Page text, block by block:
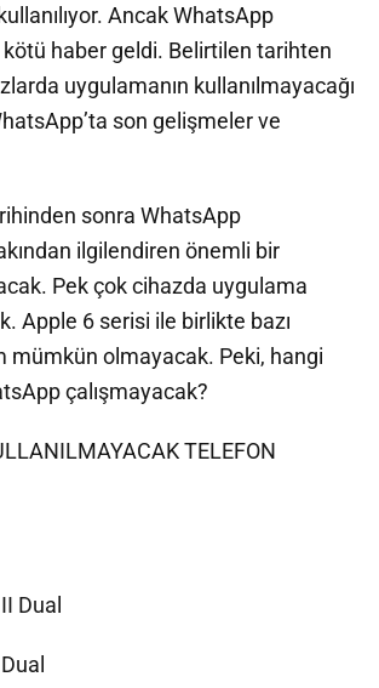
Ancak WhatsApp
haber geldi. Belirtilen tarihten
uygulamanın kullanılmayacağı
son gelişmeler ve
sonra WhatsApp
ilgilendiren önemli bir
Pek çok cihazda uygulama
Apple 6 serisi ile birlikte bazı
mümkün olmayacak. Peki, hangi
çalışmayacak?
TELEFON
Dual